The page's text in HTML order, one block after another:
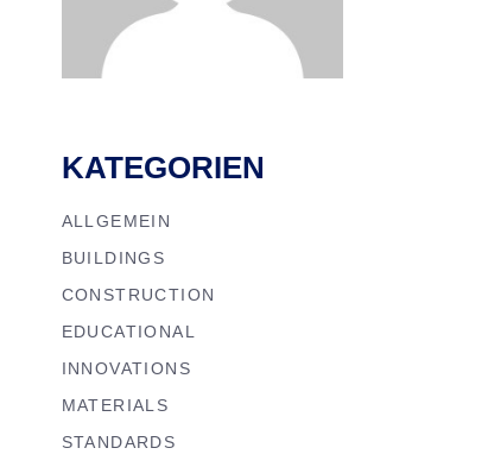
KATEGORIEN
ALLGEMEIN
BUILDINGS
CONSTRUCTION
EDUCATIONAL
INNOVATIONS
MATERIALS
STANDARDS